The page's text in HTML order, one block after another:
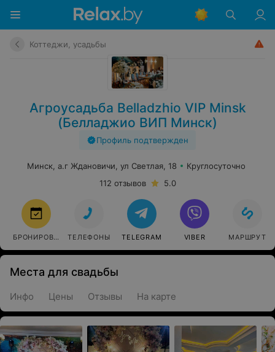
Коттеджи, усадьбы
Агроусадьба Belladzhio VIP Minsk
(Белладжио ВИП Минск)
Профиль подтвержден
Минск, а.г Ждановичи, ул Светлая, 18
Круглосуточно
112 отзывов
5.0
БРОНИРОВАТЬ ТЕЛЕФОНЫ TELEGRAM VIBER МАРШРУТ
Места для свадьбы
Инфо Цены Отзывы На карте